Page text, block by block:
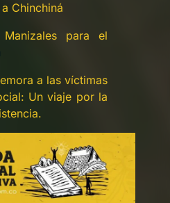
Chinchiná
para el
a las víctimas
Un viaje por la